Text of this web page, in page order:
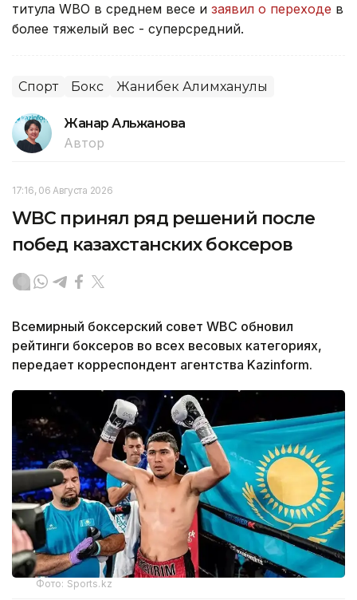
титула WBO в среднем весе и заявил о переходе в
более тяжелый вес - суперсредний.
Спорт Бокс Жанибек Алимханулы
Жанар Альжанова
Автор
17:16, 06 Августа 2026
WBC принял ряд решений после
побед казахстанских боксеров
Всемирный боксерский совет WBC обновил
рейтинги боксеров во всех весовых категориях,
передает корреспондент агентства Kazinform.
Фото: Sports.kz